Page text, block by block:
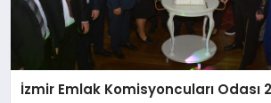
İzmir Emlak Komisyoncuları Odası